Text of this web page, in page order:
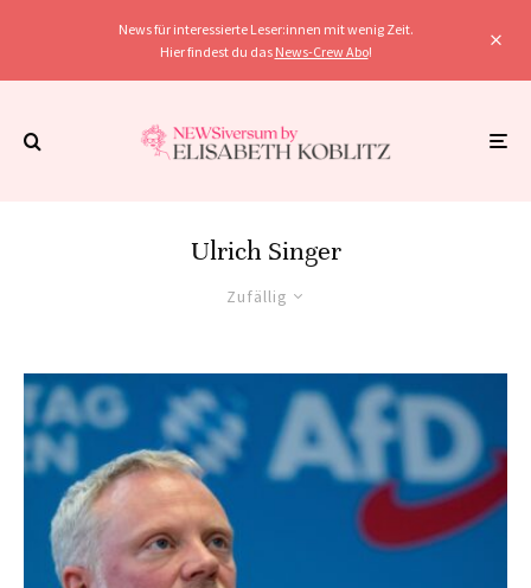
News für interessierte Leser:innen mit wenig Zeit.
Hier findest du das News-Crew Abo!
Ulrich Singer
Zufällig